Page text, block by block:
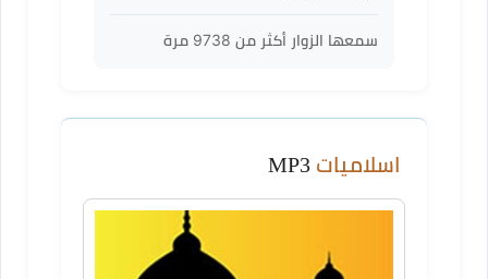
سمعها الزوار أكثر من 9738 مرة
اسلاميات